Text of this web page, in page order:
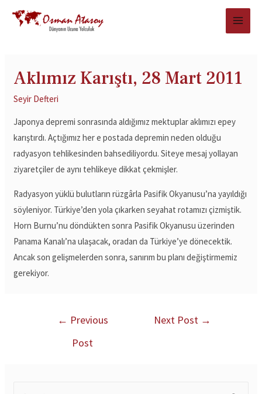
Aklımız Karıştı, 28 Mart 2011
Seyir Defteri
Japonya depremi sonrasında aldığımız mektuplar aklımızı epey
karıştırdı. Açtığımız her e postada depremin neden olduğu
radyasyon tehlikesinden bahsediliyordu. Siteye mesaj yollayan
ziyaretçiler de aynı tehlikeye dikkat çekmişler.
Radyasyon yüklü bulutların rüzgârla Pasifik Okyanusu’na yayıldığı
söyleniyor. Türkiye’den yola çıkarken seyahat rotamızı çizmiştik.
Horn Burnu’nu döndükten sonra Pasifik Okyanusu üzerinden
Panama Kanalı’na ulaşacak, oradan da Türkiye’ye dönecektik.
Ancak son gelişmelerden sonra, sanırım bu planı değiştirmemiz
gerekiyor.
← Previous
Post
Next Post →